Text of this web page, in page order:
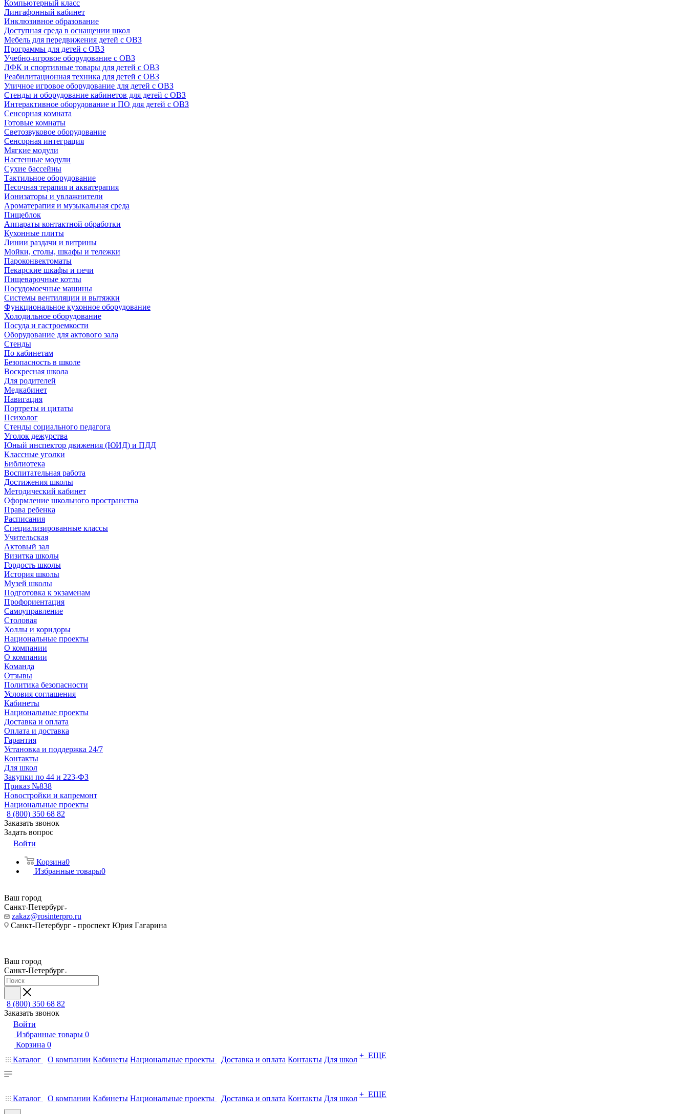
Компьютерный класс
Лингафонный кабинет
Инклюзивное образование
Доступная среда в оснащении школ
Мебель для передвижения детей с ОВЗ
Программы для детей с ОВЗ
Учебно-игровое оборудование с ОВЗ
ЛФК и спортивные товары для детей с ОВЗ
Реабилитационная техника для детей с ОВЗ
Уличное игровое оборудование для детей с ОВЗ
Стенды и оборудование кабинетов для детей с ОВЗ
Интерактивное оборудование и ПО для детей с ОВЗ
Сенсорная комната
Готовые комнаты
Светозвуковое оборудование
Сенсорная интеграция
Мягкие модули
Настенные модули
Сухие бассейны
Тактильное оборудование
Песочная терапия и акватерапия
Ионизаторы и увлажнители
Ароматерапия и музыкальная среда
Пищеблок
Аппараты контактной обработки
Кухонные плиты
Линии раздачи и витрины
Мойки, столы, шкафы и тележки
Пароконвектоматы
Пекарские шкафы и печи
Пищеварочные котлы
Посудомоечные машины
Системы вентиляции и вытяжки
Функциональное кухонное оборудование
Холодильное оборудование
Посуда и гастроемкости
Оборудование для актового зала
Стенды
По кабинетам
Безопасность в школе
Воскресная школа
Для родителей
Медкабинет
Навигация
Портреты и цитаты
Психолог
Стенды социального педагога
Уголок дежурства
Юный инспектор движения (ЮИД) и ПДД
Классные уголки
Библиотека
Воспитательная работа
Достижения школы
Методический кабинет
Оформление школьного пространства
Права ребенка
Расписания
Специализированные классы
Учительская
Актовый зал
Визитка школы
Гордость школы
История школы
Музей школы
Подготовка к экзаменам
Профориентация
Самоуправление
Столовая
Холлы и коридоры
Национальные проекты
О компании
О компании
Команда
Отзывы
Политика безопасности
Условия соглашения
Кабинеты
Национальные проекты
Доставка и оплата
Оплата и доставка
Гарантия
Установка и поддержка 24/7
Контакты
Для школ
Закупки по 44 и 223-ФЗ
Приказ №838
Новостройки и капремонт
Национальные проекты
8 (800) 350 68 82
Заказать звонок
Задать вопрос
Войти
Корзина0
Избранные товары0
Ваш город
Санкт-Петербург
zakaz@rosinterpro.ru
Санкт-Петербург - проспект Юрия Гагарина
Ваш город
Санкт-Петербург
8 (800) 350 68 82
Заказать звонок
Войти
Избранные товары 0
Корзина 0
Каталог
О компании Кабинеты Национальные проекты Доставка и оплата Контакты Для школ + ЕЩЕ
Каталог О компании Кабинеты Национальные проекты Доставка и оплата Контакты Для школ + ЕЩЕ